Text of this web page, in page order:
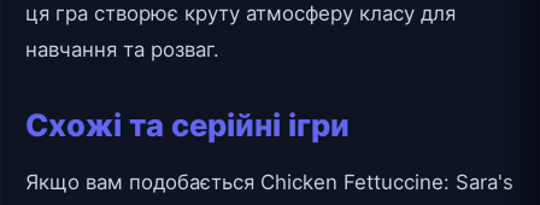
ця гра створює круту атмосферу класу для
навчання та розваг.
Схожі та серійні ігри
Якщо вам подобається Chicken Fettuccine: Sara's